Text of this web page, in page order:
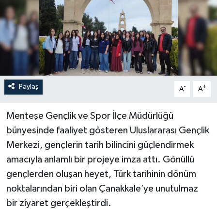
Paylaş A- A+
Menteşe Gençlik ve Spor İlçe Müdürlüğü
bünyesinde faaliyet gösteren Uluslararası Gençlik
Merkezi, gençlerin tarih bilincini güçlendirmek
amacıyla anlamlı bir projeye imza attı. Gönüllü
gençlerden oluşan heyet, Türk tarihinin dönüm
noktalarından biri olan Çanakkale’ye unutulmaz
bir ziyaret gerçekleştirdi.